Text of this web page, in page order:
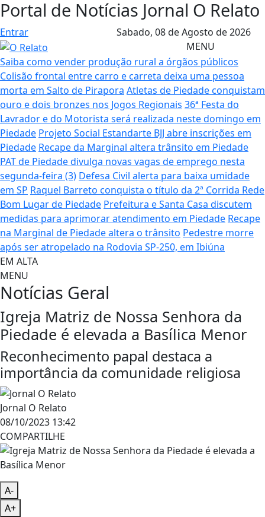
Portal de Notícias Jornal O Relato
Entrar Sabado, 08 de Agosto de 2026
MENU
Saiba como vender produção rural a órgãos públicos
Colisão frontal entre carro e carreta deixa uma pessoa
morta em Salto de Pirapora Atletas de Piedade conquistam
ouro e dois bronzes nos Jogos Regionais 36ª Festa do
Lavrador e do Motorista será realizada neste domingo em
Piedade Projeto Social Estandarte BJJ abre inscrições em
Piedade Recape da Marginal altera trânsito em Piedade
PAT de Piedade divulga novas vagas de emprego nesta
segunda-feira (3) Defesa Civil alerta para baixa umidade
em SP Raquel Barreto conquista o título da 2ª Corrida Rede
Bom Lugar de Piedade Prefeitura e Santa Casa discutem
medidas para aprimorar atendimento em Piedade Recape
na Marginal de Piedade altera o trânsito Pedestre morre
após ser atropelado na Rodovia SP-250, em Ibiúna
EM ALTA
MENU
Notícias Geral
Igreja Matriz de Nossa Senhora da
Piedade é elevada a Basílica Menor
Reconhecimento papal destaca a
importância da comunidade religiosa
Jornal O Relato
08/10/2023 13:42
COMPARTILHE
A-
A+